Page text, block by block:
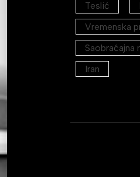
Teslić
Vremenska
Saobraćajna
Iran